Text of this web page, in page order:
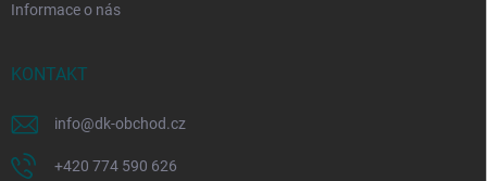
Informace o nás
KONTAKT
info@dk-obchod.cz
+420 774 590 626